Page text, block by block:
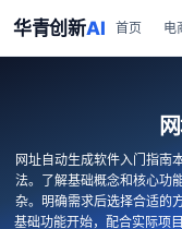
华青创新AI 首页 电
网址自动生成软件入门指南
法。了解基础概念和核心功
杂。明确需求后选择合适的
基础功能开始，配合实际项